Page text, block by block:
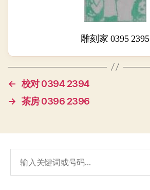
雕刻家 0395 2395
← 校对 0394 2394
→ 茶房 0396 2396
索：